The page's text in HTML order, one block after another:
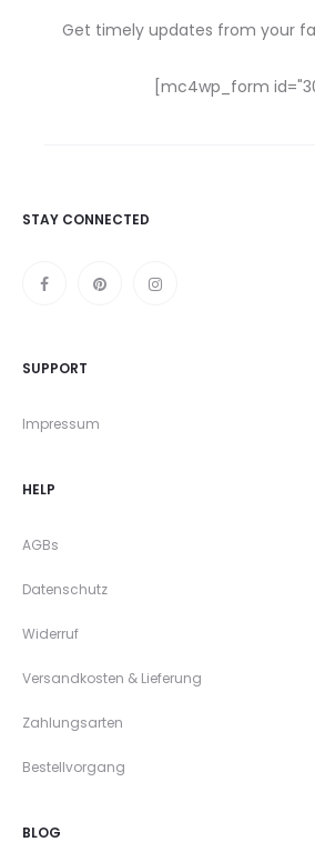
Get timely updates from your
[mc4wp_form
STAY CONNECTED
SUPPORT
Impressum
HELP
AGBs
Datenschutz
Widerruf
Versandkosten & Lieferung
Zahlungsarten
Bestellvorgang
BLOG